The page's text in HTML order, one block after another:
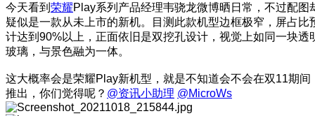
今天看到 荣耀Play系列产品经理韦骁龙微博晒日常，不过配图
疑似是一款从未上市的新机。目测此款机型边框极窄，屏占比
计达到90%以上，正面依旧是双挖孔设计，视觉上如同一块透
玻璃，与景色融为一体。
这大概率会是荣耀Play新机型，就是不知道会不会在双11期间
推出，你们觉得呢？ @资讯小助理 @MicroWs